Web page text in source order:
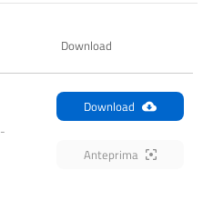
Download
Download
Anteprima